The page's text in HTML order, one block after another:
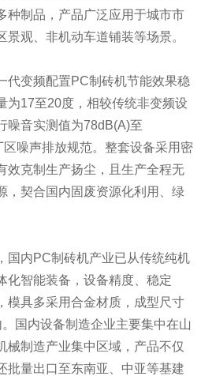
种制品，产品广泛应用于城市市
观、非机动车道铺装等场景。
变频配置PC制砖机节能效果稳
为17至20度，相较传统非变频设
噪音实测值为78dB(A)至
噪声排放规范。整套设备采用密
效克制生产扬尘，且生产全程无
，契合国内固废资源化利用、绿
内PC制砖机产业已从传统纯机
化智能装备，设备精度、稳定
模具多采用合金材质，成型尺寸
国内设备制造企业主要集中在山
械制造产业集中区域，产品不仅
批量出口至东南亚、中亚等基建